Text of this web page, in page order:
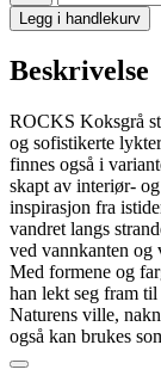
Legg i handlekurv
Beskrivelse
ROCKS Koksgrå
og sofistikerte
finnes også i
skapt av interiør-
inspirasjon fra
vandret langs
ved vannkanten og
Med formene og
han lekt seg fram
Naturens ville,
også kan brukes